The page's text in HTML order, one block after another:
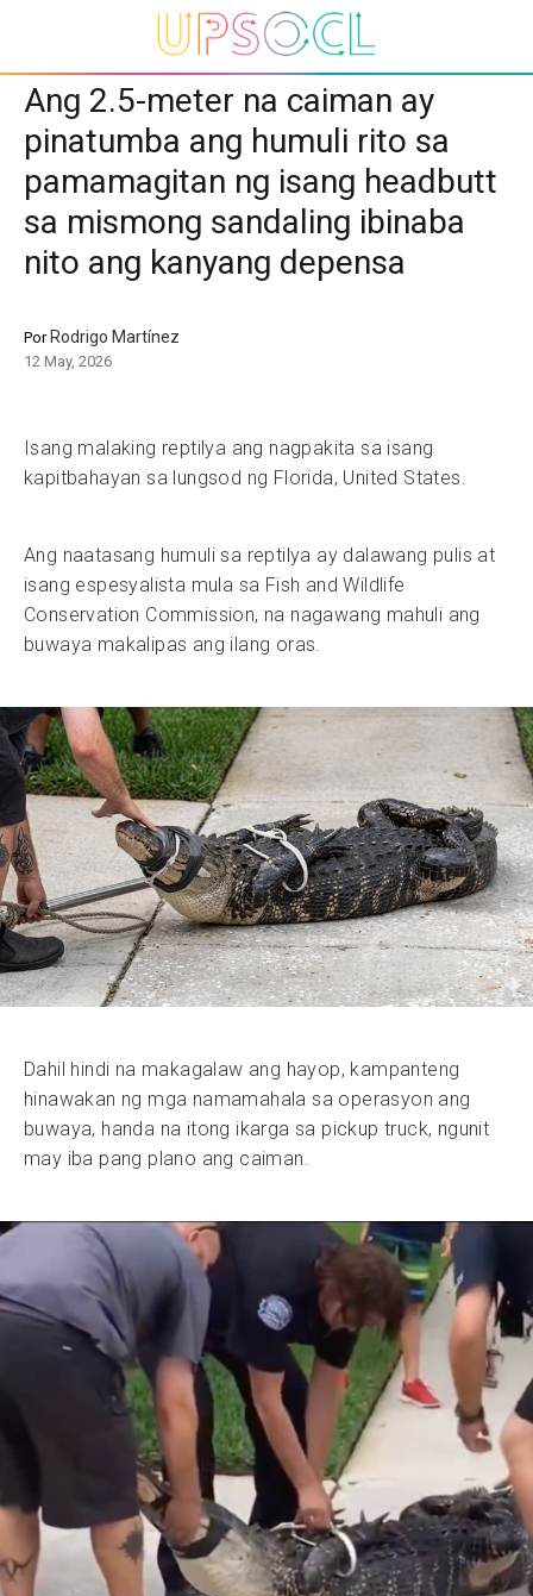
Ang 2.5-meter na caiman ay
pinatumba ang humuli rito sa
pamamagitan ng isang headbutt
sa mismong sandaling ibinaba
nito ang kanyang depensa
Por Rodrigo Martínez
12 May, 2026
Isang malaking reptilya ang nagpakita sa isang
kapitbahayan sa lungsod ng Florida, United States.
Ang naatasang humuli sa reptilya ay dalawang pulis at
isang espesyalista mula sa Fish and Wildlife
Conservation Commission, na nagawang mahuli ang
buwaya makalipas ang ilang oras.
Dahil hindi na makagalaw ang hayop, kampanteng
hinawakan ng mga namamahala sa operasyon ang
buwaya, handa na itong ikarga sa pickup truck, ngunit
may iba pang plano ang caiman.